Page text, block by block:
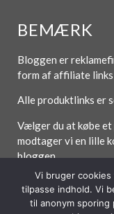
BEMÆRK
Bloggen er
form af affiliate
Alle produktlinks er
Vælger du at købe
modtager vi en lille
bloggen.
Vi bruger
tilpasse indhold. Vi
til anonym sporing